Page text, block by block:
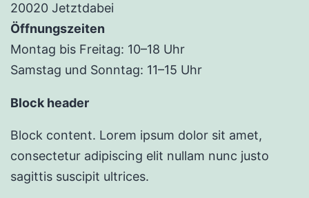
20020 Jetztdabei
Öffnungszeiten
Montag bis Freitag: 10–18 Uhr
Samstag und Sonntag: 11–15 Uhr
Block header
Block content. Lorem ipsum dolor sit amet,
consectetur adipiscing elit nullam nunc justo
sagittis suscipit ultrices.